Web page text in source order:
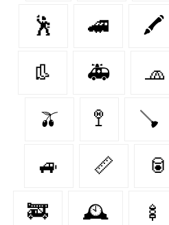
🕺 🚄 🖍
👢 🚑 🧢
🫒 🚏 🪠
🚙 📏 🥫
🚒 🕰️ 🍢